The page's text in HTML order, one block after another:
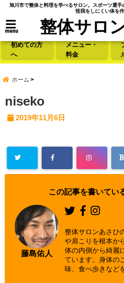
旭川市で整体と料理を学べるサロン。スポーツ選
怪我をしにくい体を
menu 整体サロ
初めての方
へ
メニュー・
料金
ホーム
niseko
2019年11月6日
この記事を書いてい
藤島佑人
整体サロンあさひ
や肩こりを根本か
体の内側から綺麗
ています。身体の
味、食べ歩きなど